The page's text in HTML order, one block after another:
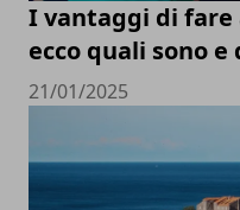
I vantaggi di fare
ecco quali sono
21/01/2025